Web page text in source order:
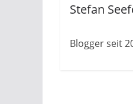
Stefan
Blogger seit